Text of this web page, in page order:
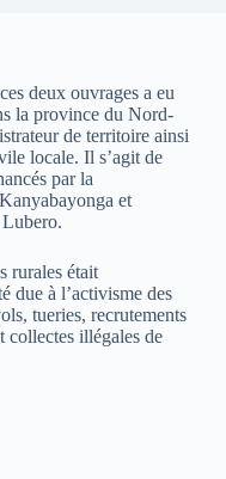
deux ouvrages a eu
la province du Nord-
de territoire ainsi
locale. Il s’agit de
par la
et
rurales était
due à l’activisme des
tueries, recrutements
collectes illégales de